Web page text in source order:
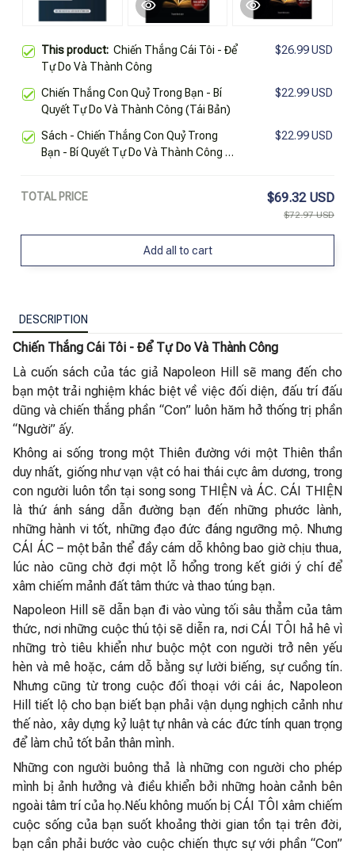
This product: Chiến Thắng Cái Tôi - Để
Tự Do Và Thành Công
$26.99 USD
Chiến Thắng Con Quỷ Trong Bạn - Bí
Quyết Tự Do Và Thành Công (Tái Bản)
$22.99 USD
Sách - Chiến Thắng Con Quỷ Trong
Bạn - Bí Quyết Tự Do Và Thành Công -
$22.99 USD
TOTAL PRICE $69.32 USD
$72.97 USD
Add all to cart
DESCRIPTION
Chiến Thắng Cái Tôi - Để Tự Do Và Thành Công
Là cuốn sách của tác giả Napoleon Hill sẽ mang đến cho
bạn một trải nghiệm khác biệt về việc đối diện, đấu trí đấu
dũng và chiến thắng phần “Con” luôn hăm hở thống trị phần
“Người” ấy.
Không ai sống trong một Thiên đường với một Thiên thần
duy nhất, giống như vạn vật có hai thái cực âm dương, trong
con người luôn tồn tại song song THIỆN và ÁC. CÁI THIỆN
là thứ ánh sáng dẫn đường bạn đến những phước lành,
những hành vi tốt, những đạo đức đáng ngưỡng mộ. Nhưng
CÁI ÁC – một bản thể đầy cám dỗ không bao giờ chịu thua,
lúc nào cũng chờ đợi một lỗ hổng trong kết giới ý chí để
xâm chiếm mảnh đất tâm thức và thao túng bạn.
Napoleon Hill sẽ dẫn bạn đi vào vùng tối sâu thẳm của tâm
thức, nơi những cuộc thú tội sẽ diễn ra, nơi CÁI TÔI hả hê vì
những trò tiêu khiển như buộc một con người trở nên yếu
hèn và mê hoặc, cám dỗ bằng sự lười biếng, sự cuồng tín.
Nhưng cũng từ trong cuộc đối thoại với cái ác, Napoleon
Hill tiết lộ cho bạn biết bạn phải vận dụng nghịch cảnh như
thế nào, xây dựng kỷ luật tự nhân và các đức tính quan trọng
để làm chủ tốt bản thân mình.
Những con người buông thả là những con người cho phép
mình bị ảnh hưởng và điều khiển bởi những hoàn cảnh bên
ngoài tâm trí của họ.Nếu không muốn bị CÁI TÔI xâm chiếm
cuộc sống của bạn suốt khoảng thời gian tồn tại trên đời,
bạn cần phải bước vào cuộc chiến thực sự với phần “Con”